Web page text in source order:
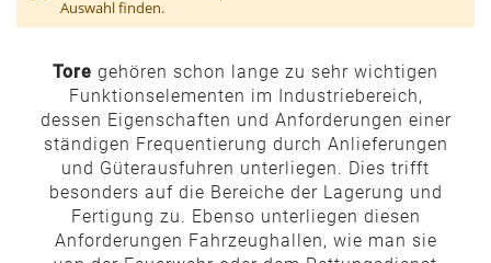
Auswahl finden.
Tore gehören schon lange zu sehr wichtigen
Funktionselementen im Industriebereich,
dessen Eigenschaften und Anforderungen einer
ständigen Frequentierung durch Anlieferungen
und Güterausfuhren unterliegen. Dies trifft
besonders auf die Bereiche der Lagerung und
Fertigung zu. Ebenso unterliegen diesen
Anforderungen Fahrzeughallen, wie man sie